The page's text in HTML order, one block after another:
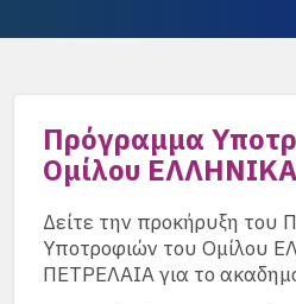
Πρόγραμμα
Ομίλου
Δείτε την προκήρυξη του
Υποτροφιών του Ομίλου
ΠΕΤΡΕΛΑΙΑ για το